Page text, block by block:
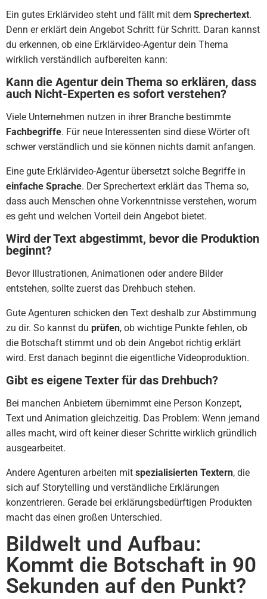
Ein gutes Erklärvideo steht und fällt mit dem Sprechertext.
Denn er erklärt dein Angebot Schritt für Schritt. Daran kannst
du erkennen, ob eine Erklärvideo-Agentur dein Thema
wirklich verständlich aufbereiten kann:
Kann die Agentur dein Thema so erklären, dass
auch Nicht-Experten es sofort verstehen?
Viele Unternehmen nutzen in ihrer Branche bestimmte
Fachbegriffe. Für neue Interessenten sind diese Wörter oft
schwer verständlich und sie können nichts damit anfangen.
Eine gute Erklärvideo-Agentur übersetzt solche Begriffe in
einfache Sprache. Der Sprechertext erklärt das Thema so,
dass auch Menschen ohne Vorkenntnisse verstehen, worum
es geht und welchen Vorteil dein Angebot bietet.
Wird der Text abgestimmt, bevor die Produktion
beginnt?
Bevor Illustrationen, Animationen oder andere Bilder
entstehen, sollte zuerst das Drehbuch stehen.
Gute Agenturen schicken den Text deshalb zur Abstimmung
zu dir. So kannst du prüfen, ob wichtige Punkte fehlen, ob
die Botschaft stimmt und ob dein Angebot richtig erklärt
wird. Erst danach beginnt die eigentliche Videoproduktion.
Gibt es eigene Texter für das Drehbuch?
Bei manchen Anbietern übernimmt eine Person Konzept,
Text und Animation gleichzeitig. Das Problem: Wenn jemand
alles macht, wird oft keiner dieser Schritte wirklich gründlich
ausgearbeitet.
Andere Agenturen arbeiten mit spezialisierten Textern, die
sich auf Storytelling und verständliche Erklärungen
konzentrieren. Gerade bei erklärungsbedürftigen Produkten
macht das einen großen Unterschied.
Bildwelt und Aufbau:
Kommt die Botschaft in 90
Sekunden auf den Punkt?